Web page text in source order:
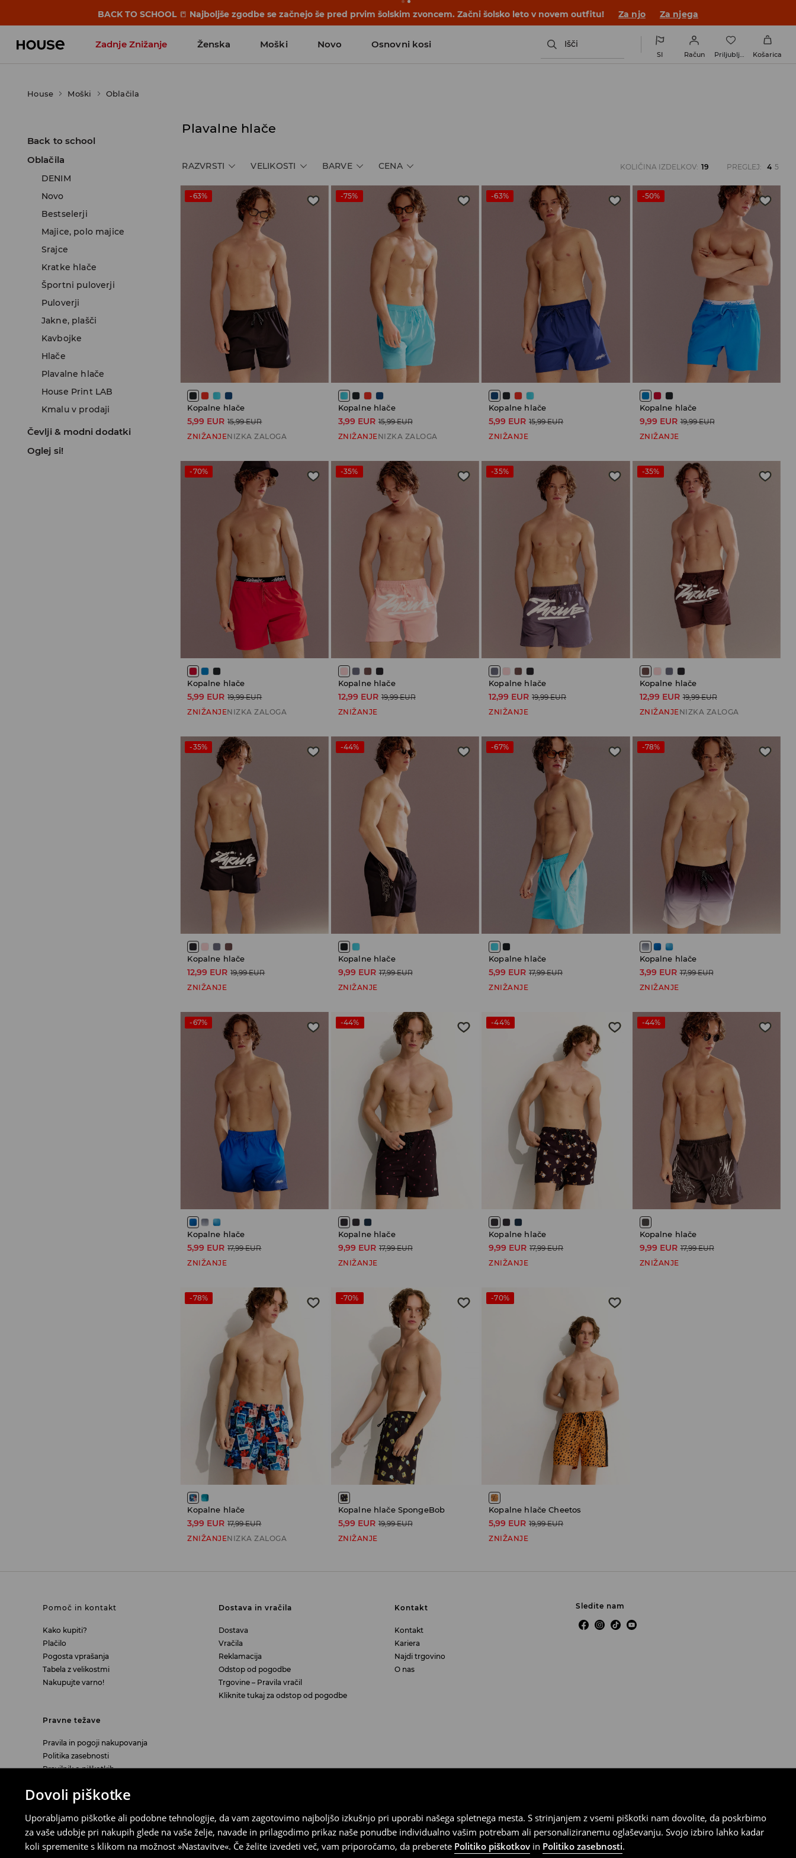
Dovoli piškotke
Uporabljamo piškotke ali podobne tehnologije, da vam zagotovimo najboljšo izkušnjo pri uporabi našega spletnega mesta. S strinjanjem z vsemi piškotki nam dovolite, da poskrbimo
za vaše udobje pri nakupih glede na vaše želje, navade in prilagodimo prikaz naše ponudbe individualno vašim potrebam ali personaliziranemu oglaševanju. Svojo izbiro lahko kadar
koli spremenite s klikom na možnost »Nastavitve«. Če želite izvedeti več, vam priporočamo, da preberete Politiko piškotkov in Politiko zasebnosti.
BACK TO SCHOOL 📒 Najboljše zgodbe se začnejo še pred prvim šolskim zvoncem. Začni šolsko leto v novem outfitu! Za njo Za njega
Zadnje Znižanje Ženska Moški Novo Osnovni kosi Išči
SI Račun Priljubljene Košarica
House Moški Oblačila
Back to school
Oblačila
DENIM
Novo
Bestselerji
Majice, polo majice
Srajce
Kratke hlače
Športni puloverji
Puloverji
Jakne, plašči
Kavbojke
Hlače
Plavalne hlače
House Print LAB
Kmalu v prodaji
Čevlji & modni dodatki
Oglej si!
Plavalne hlače
RAZVRSTI VELIKOSTI BARVE CENA KOLIČINA IZDELKOV: 19 PREGLEJ: 4 5
-63%
Kopalne hlače
5,99 EUR 15,99 EUR
ZNIŽANJENIZKA ZALOGA
-75%
Kopalne hlače
3,99 EUR 15,99 EUR
ZNIŽANJENIZKA ZALOGA
-63%
Kopalne hlače
5,99 EUR 15,99 EUR
ZNIŽANJE
-50%
Kopalne hlače
9,99 EUR 19,99 EUR
ZNIŽANJE
-70%
Kopalne hlače
5,99 EUR 19,99 EUR
ZNIŽANJENIZKA ZALOGA
-35%
Kopalne hlače
12,99 EUR 19,99 EUR
ZNIŽANJE
-35%
Kopalne hlače
12,99 EUR 19,99 EUR
ZNIŽANJE
-35%
Kopalne hlače
12,99 EUR 19,99 EUR
ZNIŽANJENIZKA ZALOGA
-35%
Kopalne hlače
12,99 EUR 19,99 EUR
ZNIŽANJE
-44%
Kopalne hlače
9,99 EUR 17,99 EUR
ZNIŽANJE
-67%
Kopalne hlače
5,99 EUR 17,99 EUR
ZNIŽANJE
-78%
Kopalne hlače
3,99 EUR 17,99 EUR
ZNIŽANJE
-67%
Kopalne hlače
5,99 EUR 17,99 EUR
ZNIŽANJE
-44%
Kopalne hlače
9,99 EUR 17,99 EUR
ZNIŽANJE
-44%
Kopalne hlače
9,99 EUR 17,99 EUR
ZNIŽANJE
-44%
Kopalne hlače
9,99 EUR 17,99 EUR
ZNIŽANJE
-78%
Kopalne hlače
3,99 EUR 17,99 EUR
ZNIŽANJENIZKA ZALOGA
-70%
Kopalne hlače SpongeBob
5,99 EUR 19,99 EUR
ZNIŽANJE
-70%
Kopalne hlače Cheetos
5,99 EUR 19,99 EUR
ZNIŽANJE
Pomoč in kontakt
Kako kupiti?
Plačilo
Pogosta vprašanja
Tabela z velikostmi
Nakupujte varno!
Dostava in vračila
Dostava
Vračila
Reklamacija
Odstop od pogodbe
Trgovine – Pravila vračil
Kliknite tukaj za odstop od pogodbe
Kontakt
Kontakt
Kariera
Najdi trgovino
O nas
Pravne težave
Pravila in pogoji nakupovanja
Politika zasebnosti
Pravilnik o piškotkih
Informacije o digitalni dostopnosti
skladnost blaga
Očala - Izjava EU o skladnosti
Sledite nam